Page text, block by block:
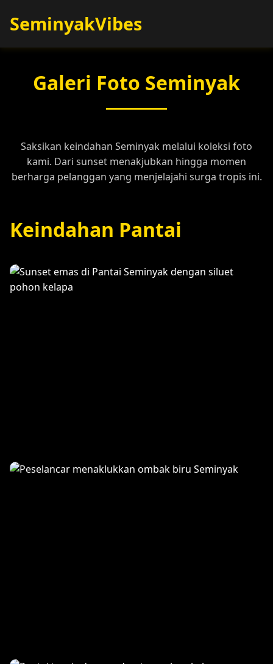
SeminyakVibes
Galeri Foto Seminyak
Saksikan keindahan Seminyak melalui koleksi foto
kami. Dari sunset menakjubkan hingga momen
berharga pelanggan yang menjelajahi surga tropis ini.
Keindahan Pantai
Sunset Pantai Seminyak